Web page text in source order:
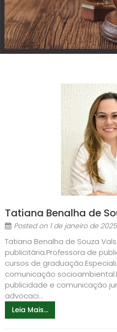
Tatiana Benalha de
Posted on 1 de janeiro de 2025
Tatiana Benalha de Souza
publicitária.Professora de
cursos de
comunicação
publicidade e comunicação
advocaci...
Leia Mais...